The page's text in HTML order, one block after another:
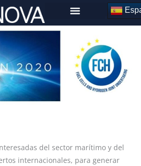
del sector marítimo y del
internacionales, para generar